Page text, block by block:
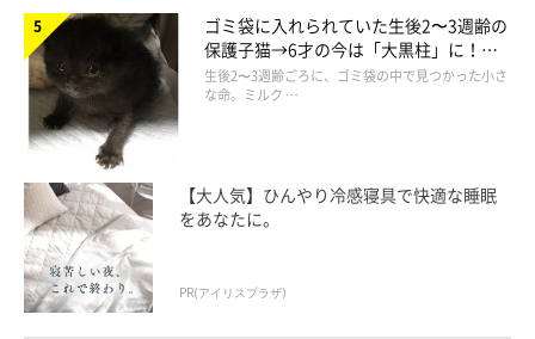
ゴミ袋に入れられていた生後2〜3週齢の
保護子猫→6才の今は「大黒柱」に！
美しい黒猫に成長した姿にグッとくる
生後2〜3週齢ごろに、ゴミ袋の中で見つかった小さ
な命。ミルク …
【大人気】ひんやり冷感寝具で快適な睡眠
をあなたに。
PR(アイリスプラザ)